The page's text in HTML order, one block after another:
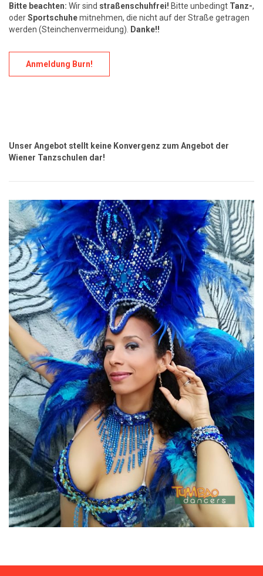
Bitte beachten: Wir sind straßenschuhfrei! Bitte unbedingt Tanz-,
oderSportschuhemitnehmen, die nicht auf der Straße getragen
werden (Steinchenvermeidung). Danke!!
Anmeldung Burn!
Unser Angebot stellt keine Konvergenz zum Angebot der
Wiener Tanzschulen dar!